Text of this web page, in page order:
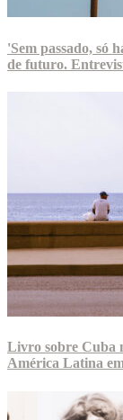
'Sem passado, só
de futuro.
Livro sobre Cuba
América Latina